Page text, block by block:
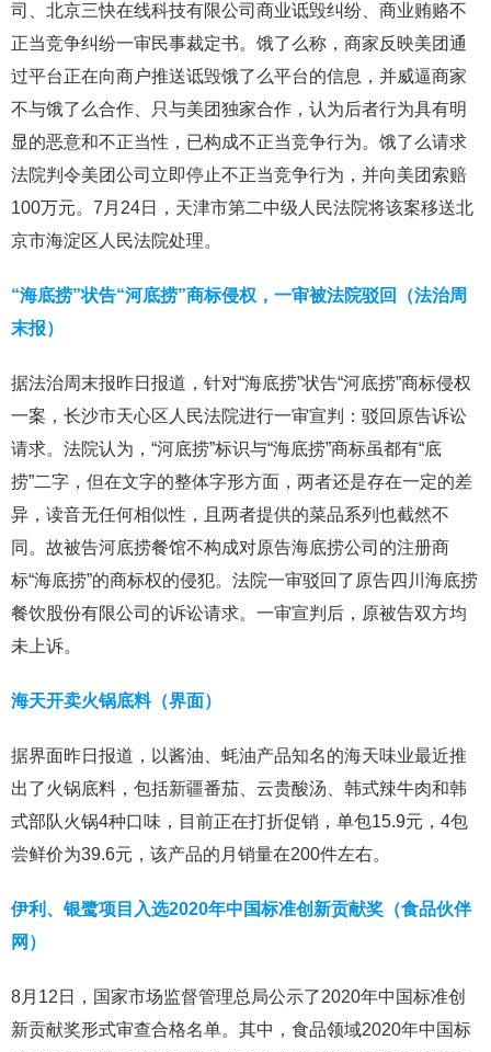
司、北京三快在线科技有限公司商业诋毁纠纷、商业贿赂不
正当竞争纠纷一审民事裁定书。饿了么称，商家反映美团通
过平台正在向商户推送诋毁饿了么平台的信息，并威逼商家
不与饿了么合作、只与美团独家合作，认为后者行为具有明
显的恶意和不正当性，已构成不正当竞争行为。饿了么请求
法院判令美团公司立即停止不正当竞争行为，并向美团索赔
100万元。7月24日，天津市第二中级人民法院将该案移送北
京市海淀区人民法院处理。
“海底捞”状告“河底捞”商标侵权，一审被法院驳回（法治周
末报）
据法治周末报昨日报道，针对“海底捞”状告“河底捞”商标侵权
一案，长沙市天心区人民法院进行一审宣判：驳回原告诉讼
请求。法院认为，“河底捞”标识与“海底捞”商标虽都有“底
捞”二字，但在文字的整体字形方面，两者还是存在一定的差
异，读音无任何相似性，且两者提供的菜品系列也截然不
同。故被告河底捞餐馆不构成对原告海底捞公司的注册商
标“海底捞”的商标权的侵犯。法院一审驳回了原告四川海底捞
餐饮股份有限公司的诉讼请求。一审宣判后，原被告双方均
未上诉。
海天开卖火锅底料（界面）
据界面昨日报道，以酱油、蚝油产品知名的海天味业最近推
出了火锅底料，包括新疆番茄、云贵酸汤、韩式辣牛肉和韩
式部队火锅4种口味，目前正在打折促销，单包15.9元，4包
尝鲜价为39.6元，该产品的月销量在200件左右。
伊利、银鹭项目入选2020年中国标准创新贡献奖（食品伙伴
网）
8月12日，国家市场监督管理总局公示了2020年中国标准创
新贡献奖形式审查合格名单。其中，食品领域2020年中国标